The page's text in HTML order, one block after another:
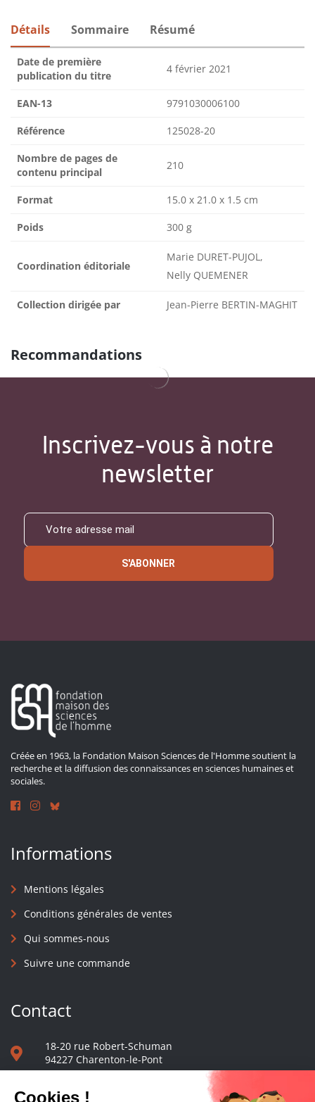
Détails Sommaire Résumé
Date de première
publication du titre
4 février 2021
EAN-13 9791030006100
Référence 125028-20
Nombre de pages de
contenu principal
210
Format 15.0 x 21.0 x 1.5 cm
Poids 300 g
Coordination éditoriale
Marie DURET-PUJOL,
Nelly QUEMENER
Collection dirigée par Jean-Pierre BERTIN-MAGHIT
Recommandations
Inscrivez-vous à notre
newsletter
S'ABONNER
Créée en 1963, la Fondation Maison Sciences de l'Homme soutient la
recherche et la diffusion des connaissances en sciences humaines et
sociales.
Informations
Mentions légales
Conditions générales de ventes
Qui sommes-nous
Suivre une commande
Contact
18-20 rue Robert-Schuman
94227 Charenton-le-Pont